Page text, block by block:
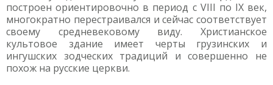
построен ориентировочно в период с VIII по IX век,
многократно перестраивался и сейчас соответствует
своему средневековому виду. Христианское
культовое здание имеет черты грузинских и
ингушских зодческих традиций и совершенно не
похож на русские церкви.